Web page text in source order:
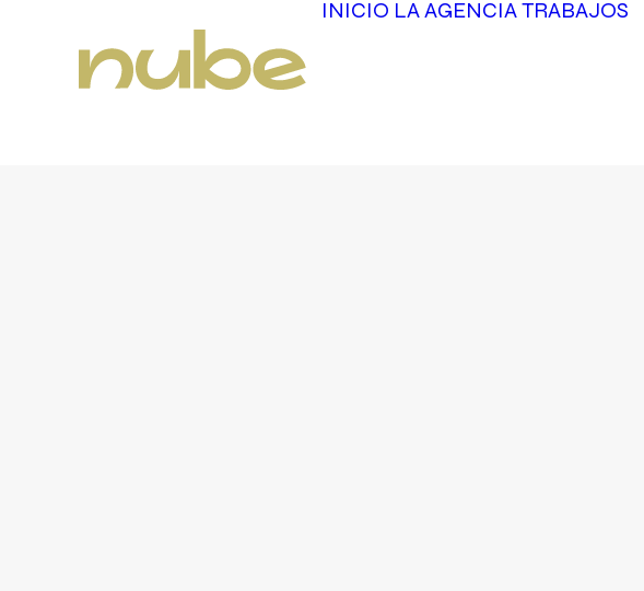
INICIO LA AGENCIATRABAJOS